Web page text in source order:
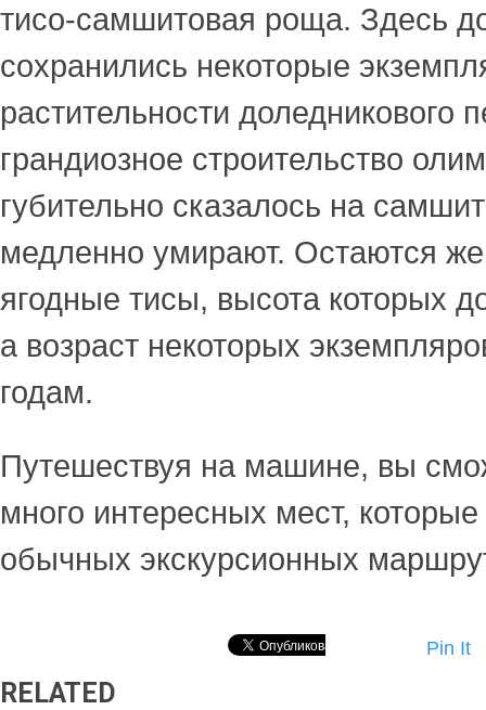
тисо-самшитовая роща. Здесь
сохранились некоторые
растительности доледникового
грандиозное строительство
губительно сказалось на
медленно умирают. Остаются
ягодные тисы, высота которых
а возраст некоторых
годам.
Путешествуя на машине, вы
много интересных мест,
обычных экскурсионных
Pin It
RELATED